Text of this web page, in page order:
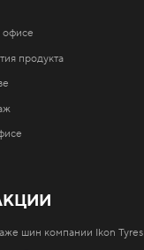
офисе
продукта
шин компании Ikon Tyres